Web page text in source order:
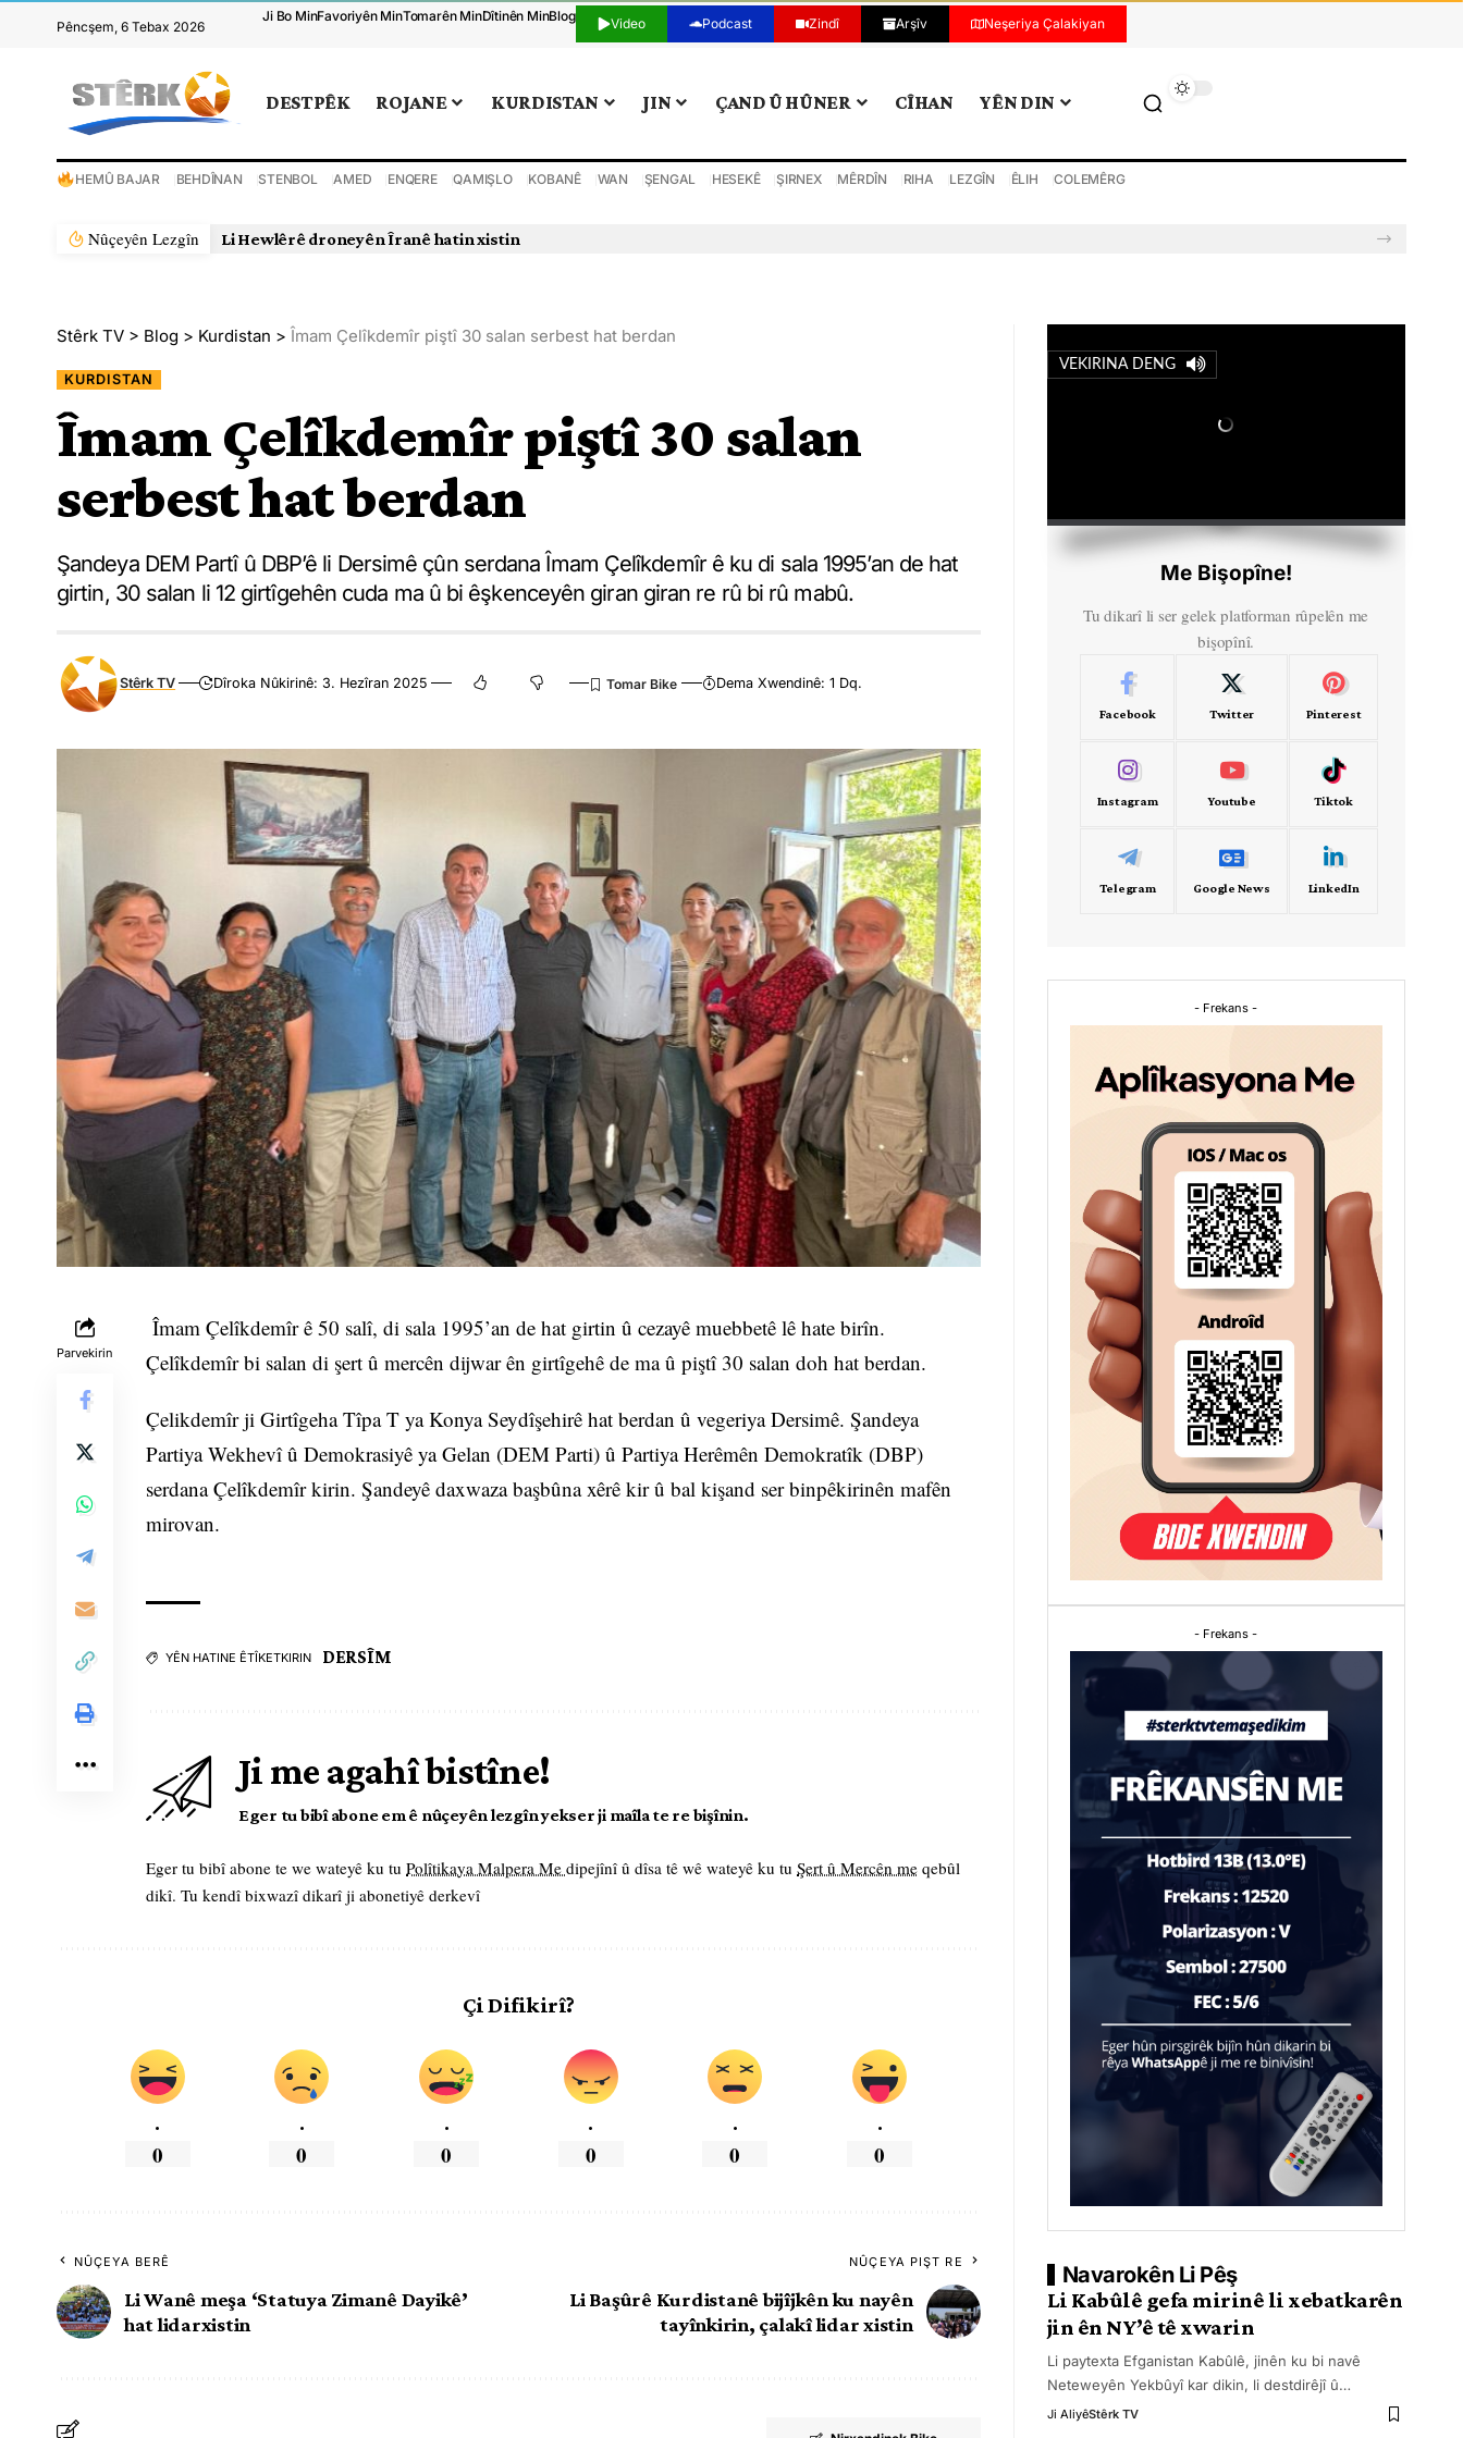
Pêncşem, 6 Tebax 2026
Ji Bo MinFavoriyên MinTomarên MinDîtinên MinBlog Video Podcast Zindî Arşîv Neşeriya Çalakiyan
DESTPÊK ROJANE KURDISTAN JIN ÇAND Û HÛNER CÎHAN YÊN DIN
HEMÛ BAJAR BEHDÎNAN STENBOL AMED ENQERE QAMIŞLO KOBANÊ WAN ŞENGAL HESEKÊ ŞIRNEX MÊRDÎN RIHA LEZGÎN ÊLIH COLEMÊRG
Nûçeyên Lezgîn Li Hewlêrê droneyên Îranê hatin xistin
Stêrk TV > Blog > Kurdistan > Îmam Çelîkdemîr piştî 30 salan serbest hat berdan
KURDISTAN
Îmam Çelîkdemîr piştî 30 salan
serbest hat berdan
Şandeya DEM Partî û DBP’ê li Dersimê çûn serdana Îmam Çelîkdemîr ê ku di sala 1995’an de hat
girtin, 30 salan li 12 girtîgehên cuda ma û bi êşkenceyên giran giran re rû bi rû mabû.
Stêrk TV Dîroka Nûkirinê: 3. Hezîran 2025 Dema Xwendinê: 1 Dq.
Parvekirin
Îmam Çelîkdemîr ê 50 salî, di sala 1995’an de hat girtin û cezayê muebbetê lê hate birîn.
Çelîkdemîr bi salan di şert û mercên dijwar ên girtîgehê de ma û piştî 30 salan doh hat berdan.
Çelikdemîr ji Girtîgeha Tîpa T ya Konya Seydîşehirê hat berdan û vegeriya Dersimê. Şandeya
Partiya Wekhevî û Demokrasiyê ya Gelan (DEM Parti) û Partiya Herêmên Demokratîk (DBP)
serdana Çelîkdemîr kirin. Şandeyê daxwaza başbûna xêrê kir û bal kişand ser binpêkirinên mafên
mirovan.
YÊN HATINE ÊTÎKETKIRIN DERSÎM
Ji me agahî bistîne!
Eger tu bibî abone em ê nûçeyên lezgîn yekser ji maîla te re bişînin.
Eger tu bibî abone te we wateyê ku tu Polîtikaya Malpera Me dipejînî û dîsa tê wê wateyê ku tu Şert û Mercên me qebûl
dikî. Tu kendî bixwazî dikarî ji abonetiyê derkevî
Çi Difikirî?
.
0
.
0
.
0
.
0
.
0
.
0
NÛÇEYA BERÊ
Li Wanê meşa ‘Statuya Zimanê Dayikê’
hat lidarxistin
NÛÇEYA PIŞT RE
Li Başûrê Kurdistanê bijîjkên ku nayên
tayînkirin, çalakî lidar xistin
VEKIRINA DENG
Me Bişopîne!
Tu dikarî li ser gelek platforman rûpelên me
bişopînî.
Facebook Twitter Pinterest
Instagram Youtube Tiktok
Telegram Google News LinkedIn
- Frekans -
- Frekans -
Navarokên Li Pêş
Li Kabûlê gefa mirinê li xebatkarên
jin ên NY’ê tê xwarin
Li paytexta Efganistan Kabûlê, jinên ku bi navê
Neteweyên Yekbûyî kar dikin, li destdirêjî û…
Ji AliyêStêrk TV